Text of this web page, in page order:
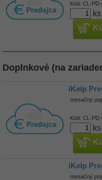
Kód: CL-PD-
ks
Doplnkové (na
iKelp
mesačný
Kód: CL-
ks
iKelp
mesačný